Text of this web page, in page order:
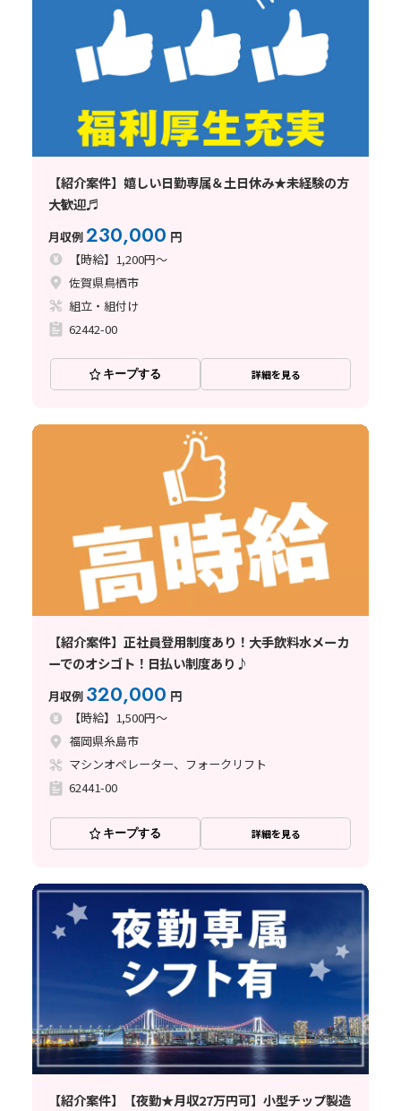
【紹介案件】嬉しい日勤専属＆土日休み★未経験の方
大歓迎♬
月収例230,000 円
【時給】1,200円～
佐賀県鳥栖市
組立・組付け
62442-00
キープする 詳細を見る
【紹介案件】正社員登用制度あり！大手飲料水メーカ
ーでのオシゴト！日払い制度あり♪
月収例 320,000 円
【時給】1,500円～
福岡県糸島市
マシンオペレーター、フォークリフト
62441-00
キープする 詳細を見る
【紹介案件】【夜勤★月収27万円可】小型チップ製造